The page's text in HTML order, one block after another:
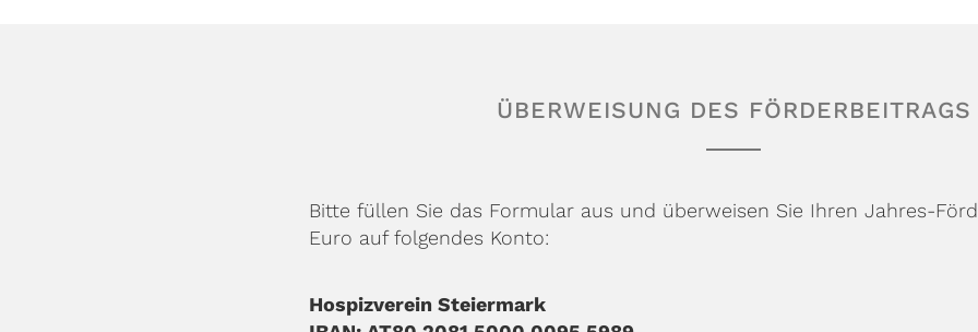
ÜBERWEISUNG DES FÖRDERBEITRAGS
Bitte füllen Sie das Formular aus und überweisen Sie Ihren Jahres-
Euro auf folgendes Konto:
Hospizverein Steiermark